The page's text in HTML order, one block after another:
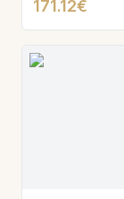
171.12€